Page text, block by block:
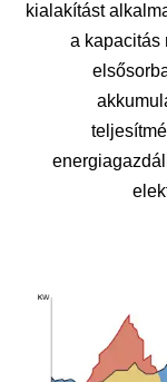
kialakítást
a kapacitás